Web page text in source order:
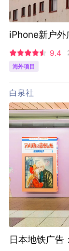
iPhone新户外
9.4
海外项目
白泉社
日本地铁广告